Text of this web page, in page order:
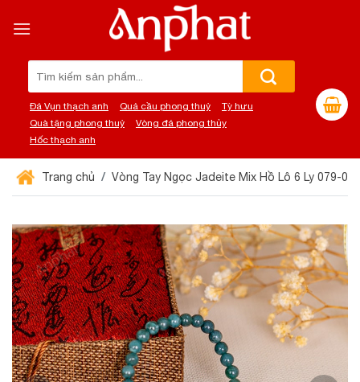
đến
Đá Vụn thạch anh Quả cầu phong thuỷ
Tỳ hưu
Quà tặng phong thuỷ
Vòng đá phong thủy
Hốc thạch anh
Trang chủ Vòng Tay Ngọc Jadeite Mix Hồ Lô 6 Ly 079-